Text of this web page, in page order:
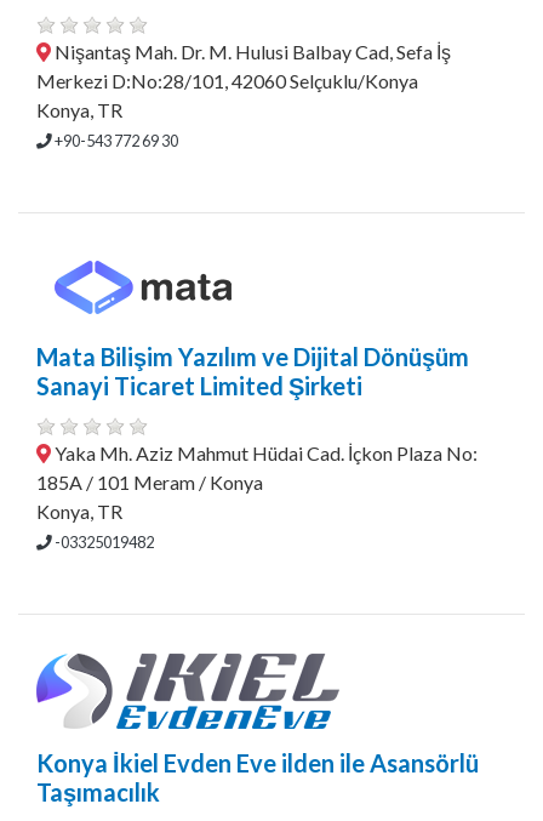
Nişantaş Mah. Dr. M. Hulusi Balbay Cad, Sefa İş
Merkezi D:No:28/101, 42060 Selçuklu/Konya
Konya, TR
+90-543 772 69 30
Mata Bilişim Yazılım ve Dijital Dönüşüm
Sanayi Ticaret Limited Şirketi
Yaka Mh. Aziz Mahmut Hüdai Cad. İçkon Plaza No:
185A / 101 Meram / Konya
Konya, TR
-03325019482
Konya İkiel Evden Eve ilden ile Asansörlü
Taşımacılık